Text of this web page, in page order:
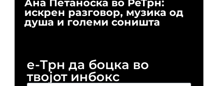
Ана Петаноска во РеТрн:
искрен разговор, музика од
душа и големи соништа
е-Трн да боцка во
твојот инбокс